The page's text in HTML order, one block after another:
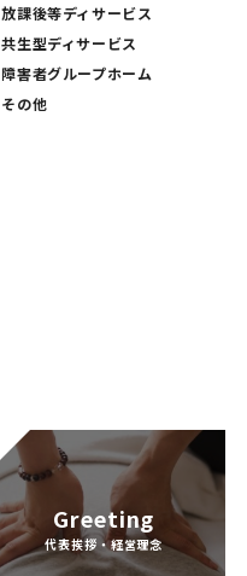
放課後等ディサービス
共生型ディサービス
障害者グループホーム
その他
Greeting
代表挨拶・経営理念